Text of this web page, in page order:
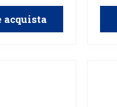
acquista